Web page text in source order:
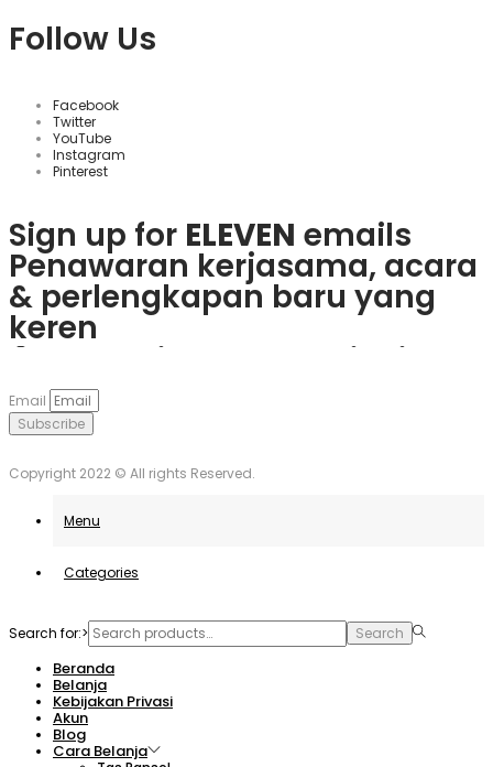
Follow Us
Facebook
Twitter
YouTube
Instagram
Pinterest
Sign up for ELEVEN emails
Penawaran kerjasama, acara
& perlengkapan baru yang
keren
Rasakan keseruan plinko slot
dan menangkan hadiah
nyata langsung dari ponsel
Mainkan 1win dan nikmati
berbagai bonus menarik dan
game populer.
Če obožujete vznemirjenje
igralnic, je
mesto. Uživajte v igrah in
Visita goobet y gana hoy. ¡Es
muy sencillo y divertido!
Email
Subscribe
Copyright 2022 © All rights Reserved.
Menu
Categories
Search for:> Search
Beranda
Belanja
Kebijakan Privasi
Akun
Blog
Cara Belanja